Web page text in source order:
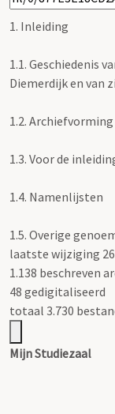
1. Inleiding
1.1. Geschiedenis
Diemerdijk en van
1.2.
1.3. Voor de
1.4. Namenlijsten
1.5. Overige
laatste wijziging
1.138 beschreven
48 gedigitaliseerd
totaal 3.730
Mijn Studiezaal